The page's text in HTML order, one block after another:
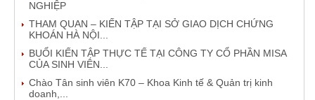
NGHIỆP
THAM QUAN – KIẾN TẬP TẠI SỞ GIAO DỊCH CHỨNG
KHOÁN HÀ NỘI...
BUỔI KIẾN TẬP THỰC TẾ TẠI CÔNG TY CỔ PHẦN MISA
CỦA SINH VIÊN...
Chào Tân sinh viên K70 – Khoa Kinh tế & Quản trị kinh
doanh,...